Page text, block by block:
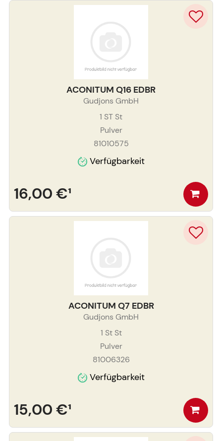
ACONITUM Q16 EDBR
Gudjons GmbH
1 ST St
Pulver
81010575
Verfügbarkeit
16,00 €¹
ACONITUM Q7 EDBR
Gudjons GmbH
1 StSt
Pulver
81006326
Verfügbarkeit
15,00 €¹